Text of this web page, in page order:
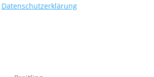
Datenschutzerklärung